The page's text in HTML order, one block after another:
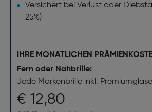
Versichert bei Verlust oder
25%)
IHRE MONATLICHEN
Fern oder Nahbrille:
Jede Markenbrille inkl.
€ 12,80